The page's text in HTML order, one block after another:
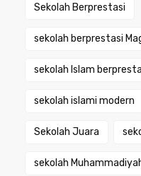
Sekolah Berprestasi
sekolah berprestasi
sekolah Islam
sekolah islami modern
Sekolah Juara
sekolah